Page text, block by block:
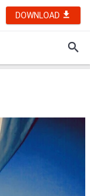
DOWNLOAD